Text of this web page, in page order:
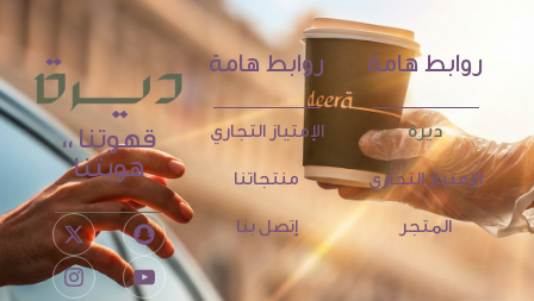
قهوتنا ،،
هويتنا
روابط هامة
ديرة
الإمتياز التجاري
المتجر
روابط هامة
الإمتياز التجاري
إتصل بنا